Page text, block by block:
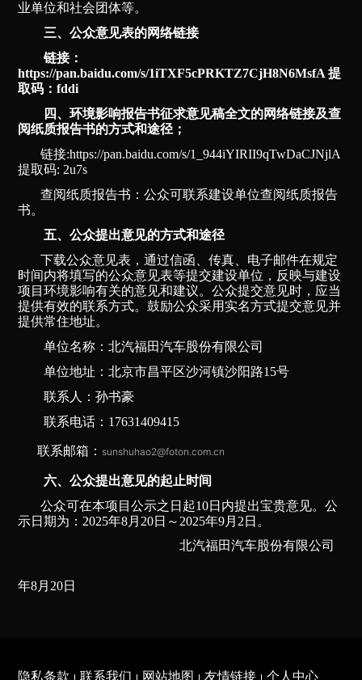
业单位和社会团体等。
三、公众意见表的网络链接
链接：
https://pan.baidu.com/s/1iTXF5cPRKTZ7CjH8N6MsfA 提
取码：fddi
四、环境影响报告书征求意见稿全文的网络链接及查
阅纸质报告书的方式和途径；
链接:https://pan.baidu.com/s/1_944iYIRII9qTwDaCJNjlA
提取码: 2u7s
查阅纸质报告书：公众可联系建设单位查阅纸质报告
书。
五、公众提出意见的方式和途径
下载公众意见表，通过信函、传真、电子邮件在规定
时间内将填写的公众意见表等提交建设单位，反映与建设
项目环境影响有关的意见和建议。公众提交意见时，应当
提供有效的联系方式。鼓励公众采用实名方式提交意见并
提供常住地址。
单位名称：北汽福田汽车股份有限公司
单位地址：北京市昌平区沙河镇沙阳路15号
联系人：孙书豪
联系电话：17631409415
联系邮箱： sunshuhao2@foton.com.cn
六、公众提出意见的起止时间
公众可在本项目公示之日起10日内提出宝贵意见。公
示日期为：2025年8月20日～2025年9月2日。
北汽福田汽车股份有限公司
年8月20日
隐私条款 联系我们 网站地图 友情链接 个人中心